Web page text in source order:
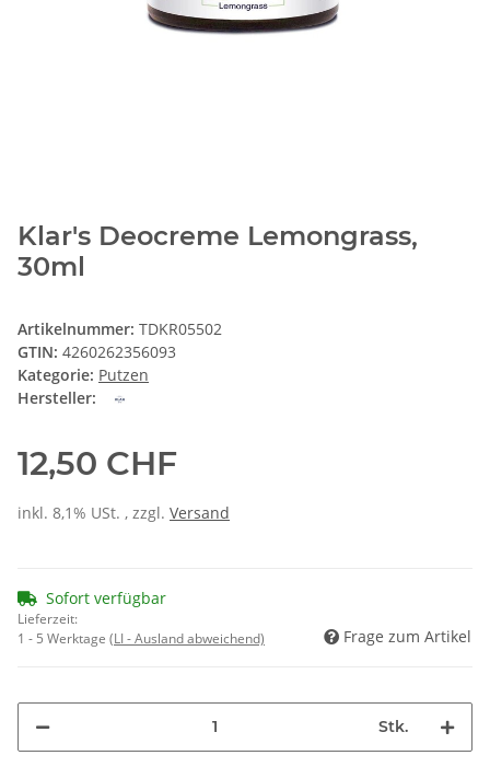
Klar's Deocreme Lemongrass,
30ml
Artikelnummer: TDKR05502
GTIN: 4260262356093
Kategorie: Putzen
Hersteller:
12,50 CHF
inkl. 8,1% USt. , zzgl. Versand
Sofort verfügbar
Lieferzeit:
1 - 5 Werktage (LI - Ausland abweichend) Frage zum Artikel
Stk.